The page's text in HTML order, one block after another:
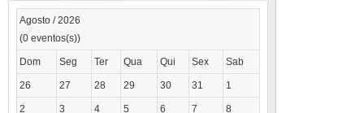
Agosto / 2026
(0 eventos(s))
Dom Seg Ter Qua Qui Sex Sab
26 27 28 29 30 31 1
2 3 4 5 6 7 8